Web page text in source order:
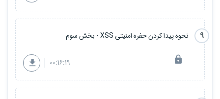
9 نحوه پیدا کردن حفره امنیتی XSS - بخش سوم
00:16:19